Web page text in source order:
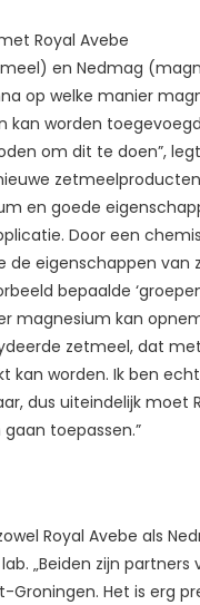
Royal Avebe
en Nedmag
op welke manier
worden toegevoegd.
om dit te doen”, legt
en goede
Door een
de eigenschappen van
bepaalde
magnesium kan
zetmeel, dat
kan worden. Ik ben
dus uiteindelijk moet
toepassen.”
Royal Avebe als
„Beiden zijn partners
Groningen. Het is erg